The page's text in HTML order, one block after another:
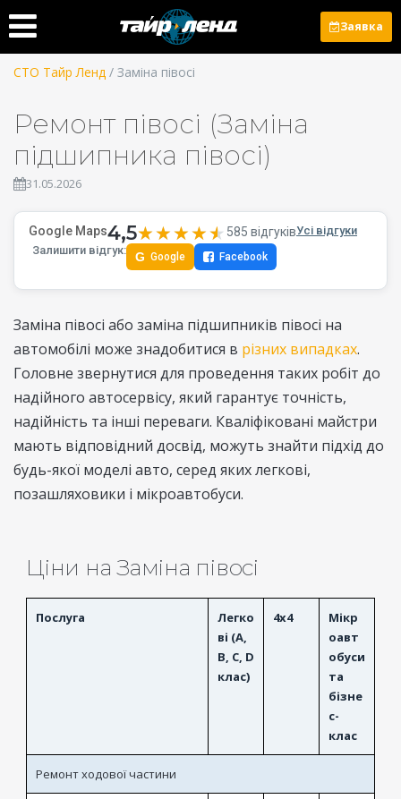
Заявка
СТО Тайр Ленд / Заміна півосі
Ремонт півосі (Заміна
підшипника півосі)
31.05.2026
Google Maps4,5★★★★★
★★★★★ 585 відгуківУсі відгуки
Залишити відгук:
G Google Facebook
Заміна півосі або заміна підшипників півосі на
автомобілі може знадобитися в різних випадках.
Головне звернутися для проведення таких робіт до
надійного автосервісу, який гарантує точність,
надійність та інші переваги. Кваліфіковані майстри
мають відповідний досвід, можуть знайти підхід до
будь-якої моделі авто, серед яких легкові,
позашляховики і мікроавтобуси.
Ціни на Заміна півосі
Послуга
Легко
ві (A,
B, C, D
клас)
4x4
Мікр
оавт
обуси
та
бізне
с-
клас
Ремонт ходової частини